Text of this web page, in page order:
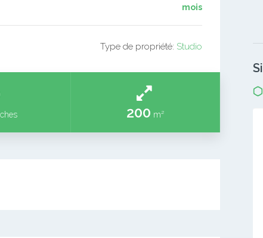
mois
Type de propriété: Studio
200 m²